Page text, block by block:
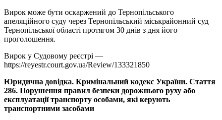
Вирок може бути оскаржений до Тернопільського
апеляційного суду через Тернопільський міськрайонний суд
Тернопільської області протягом 30 днів з дня його
проголошення.
Вирок у Судовому реєстрі —
https://reyestr.court.gov.ua/Review/133321850
Юридична довідка. Кримінальний кодекс України. Стаття
286. Порушення правил безпеки дорожнього руху або
експлуатації транспорту особами, які керують
транспортними засобами